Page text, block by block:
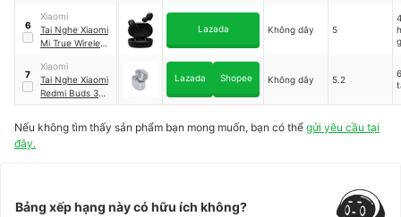
Basic
6
Xiaomi
Tai Nghe Xiaomi
Mi True Wireless
ZBW4502GL
TWSEJ05LS
Lazada Không dây 5
7
Xiaomi
Tai Nghe Xiaomi
Redmi Buds 3
Pro｜
Lazada Shopee Không dây 5.2
Nếu không tìm thấy sản phẩm bạn mong muốn, bạn có thể gửi yêu cầu tại
đây.
Bảng xếp hạng này có hữu ích không?